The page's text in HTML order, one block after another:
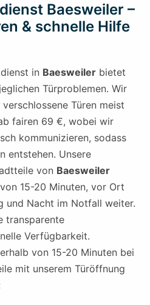
Baesweiler –
& schnelle Hilfe
in Baesweiler bietet
Türproblemen. Wir
Türen meist
fairen 69 €, wobei wir
kommunizieren, sodass
entstehen. Unsere
von Baesweiler
15-20 Minuten, vor Ort
und Nacht im Notfall weiter.
transparente
Verfügbarkeit.
von 15-20 Minuten bei
mit unserem Türöffnung